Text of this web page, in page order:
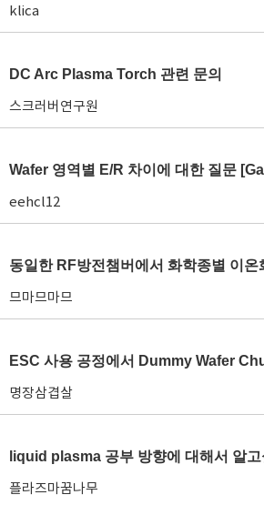
klica
DC Arc Plasma Torch 관련 문의
스크러버연구원
eehcl12
동일한 RF방전챔버에서 화학종별 이온
므마므마므
명장삼겹살
liquid plasma 공부 방향에 대해서 알
플라즈마꿈나무